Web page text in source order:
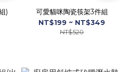
)
可愛貓咪陶瓷筷架3件組
NT$199 ~ NT$349
NT$520